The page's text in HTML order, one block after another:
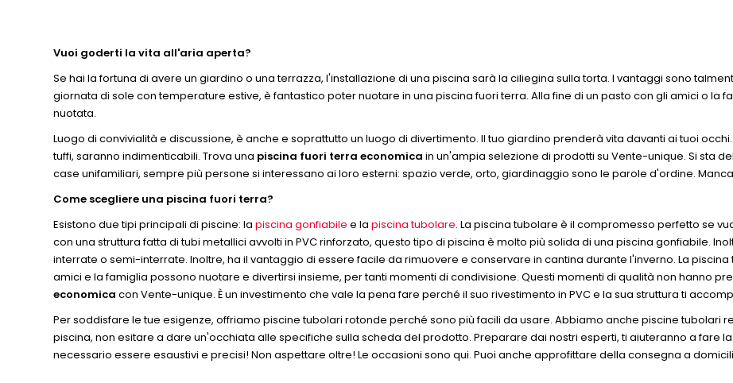
Vuoi goderti la vita all'aria aperta?
Se hai la fortuna di avere un giardino o una terrazza, l'installazione di una piscina sarà la ciliegina sulla torta. I vantaggi sono
giornata di sole con temperature estive, è fantastico poter nuotare in una piscina fuori terra. Alla fine di un pasto con gli amici o la
nuotata.
Luogo di convivialità e discussione, è anche e soprattutto un luogo di divertimento. Il tuo giardino prenderà vita davanti ai tuoi
tuffi, saranno indimenticabili. Trova una piscina fuori terra economica in un'ampia selezione di prodotti su Vente-unique. Si sta
case unifamiliari, sempre più persone si interessano ai loro esterni: spazio verde, orto, giardinaggio sono le parole d'ordine.
Come scegliere una piscina fuori terra?
Esistono due tipi principali di piscine: lapiscina gonfiabile e lapiscina tubolare. La piscina tubolare è il compromesso perfetto se
con una struttura fatta di tubi metallici avvolti in PVC rinforzato, questo tipo di piscina è molto più solida di una piscina gonfiabile.
interrate o semi-interrate. Inoltre, ha il vantaggio di essere facile da rimuovere e conservare in cantina durante l'inverno. La
amici e la famiglia possono nuotare e divertirsi insieme, per tanti momenti di condivisione. Questi momenti di qualità non hanno
economica con Vente-unique. È un investimento che vale la pena fare perché il suo rivestimento in PVC e la sua struttura ti
Per soddisfare le tue esigenze, offriamo piscine tubolari rotonde perché sono più facili da usare. Abbiamo anche piscine tubolari
piscina, non esitare a dare un'occhiata alle specifiche sulla scheda del prodotto. Preparare dai nostri esperti, ti aiuteranno a fare
necessario essere esaustivi e precisi! Non aspettare oltre! Le occasioni sono qui. Puoi anche approfittare della consegna a